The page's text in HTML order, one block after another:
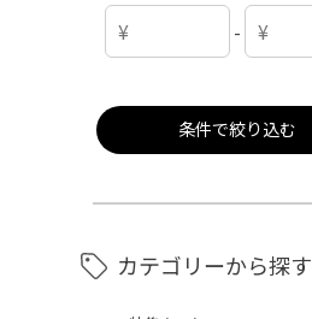
-
条件で絞り込む
カテゴリーから探す